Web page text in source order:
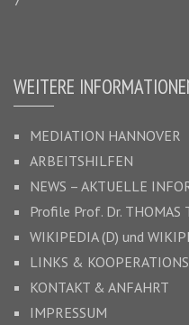
WEITERE
MEDIATION HANNOVER
ARBEITSHILFEN
NEWS – AKTUELLE
Profile Prof. Dr. THOMAS
WIKIPEDIA (D) und
LINKS &
KONTAKT & ANFAHRT
IMPRESSUM